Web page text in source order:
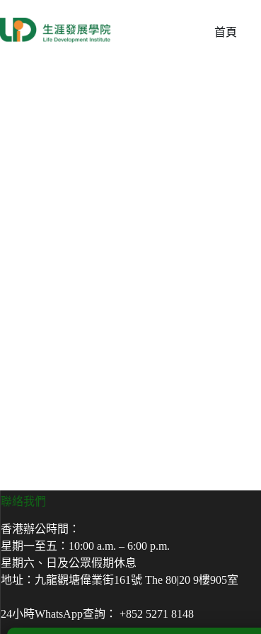
首頁
聯絡我們
香港辦公時間：
星期一至五：10:00 a.m. – 6:00 p.m.
星期六、日及公眾假期休息
地址：九龍觀塘偉業街161號 The 80|20 9樓905室
24小時WhatsApp查詢： +852 5271 8148